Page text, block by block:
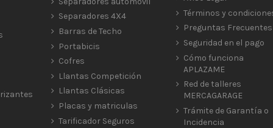
Separadores 4X4
Barras de Techo
Portabicis
Cofres
Llantas Competición
Llantas Clásicas
Placas y matriculas
Tarificador Seguros
Términos y
Preguntas Frecuentes
Seguridad en el pago
Cómo funciona
APLAZAME
Red de talleres
MERCAGARAGE
Trámite de Garantía o
Incidencia